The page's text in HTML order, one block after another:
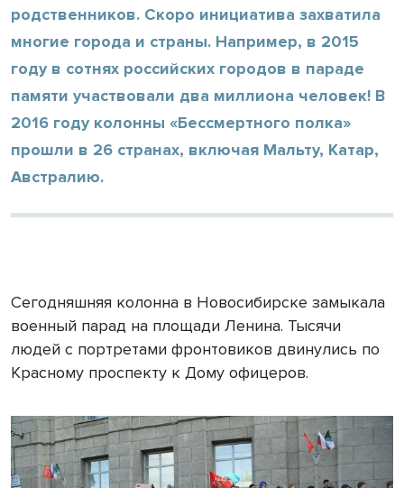
родственников. Скоро инициатива захватила
многие города и страны. Например, в 2015
году в сотнях российских городов в параде
памяти участвовали два миллиона человек! В
2016 году колонны «Бессмертного полка»
прошли в 26 странах, включая Мальту, Катар,
Австралию.
Сегодняшняя колонна в Новосибирске замыкала
военный парад на площади Ленина. Тысячи
людей с портретами фронтовиков двинулись по
Красному проспекту к Дому офицеров.